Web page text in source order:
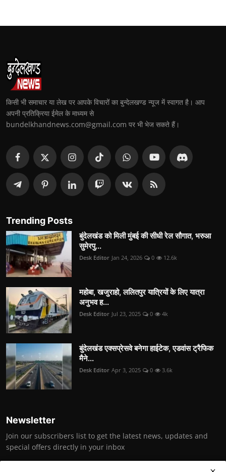
किसी भी समाचार या लेख पर आपके विचारों का बुन्देलखण्ड न्यूज में स्वागत है। आप
अपनी प्रतिक्रिया ईमेल के माध्यम से
bundelkhandnews.com@gmail.com पर भी भेज सकते हैं।
Trending Posts
बुंदेलखंड को मिली मुंबई की सीधी रेल सौगात, भरुआ
सुमेरपु...
Desk Editor Jan 24, 2026 0 12.6k
महोबा, खजुराहो, ललितपुर यात्रियों के लिए यात्रा
अनुभव ह...
Desk Editor Jul 23, 2025 0 4k
बुंदेलखंड एक्सप्रेसवे बनेगा हाईटेक, एडवांस ट्रैफिक
मैने...
Desk Editor Apr 3, 2025 0 3.6k
Newsletter
Join our subscribers list to get the latest news, updates and
special offers directly in your inbox